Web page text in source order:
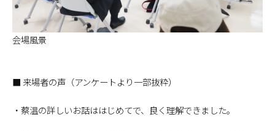
会場風景
■ 来場者の声（アンケートより一部抜粋）
・蔡温の詳しいお話ははじめてで、良く理解できました。